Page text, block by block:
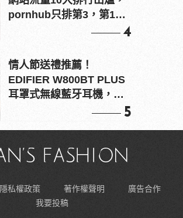
pornhub只排第3，第1名
4
情人節送禮推薦！
EDIFIER W800BT PLUS
耳罩式無線藍牙耳機，在
5
隱私權政策 著作權聲明
廣告合作
我要投稿